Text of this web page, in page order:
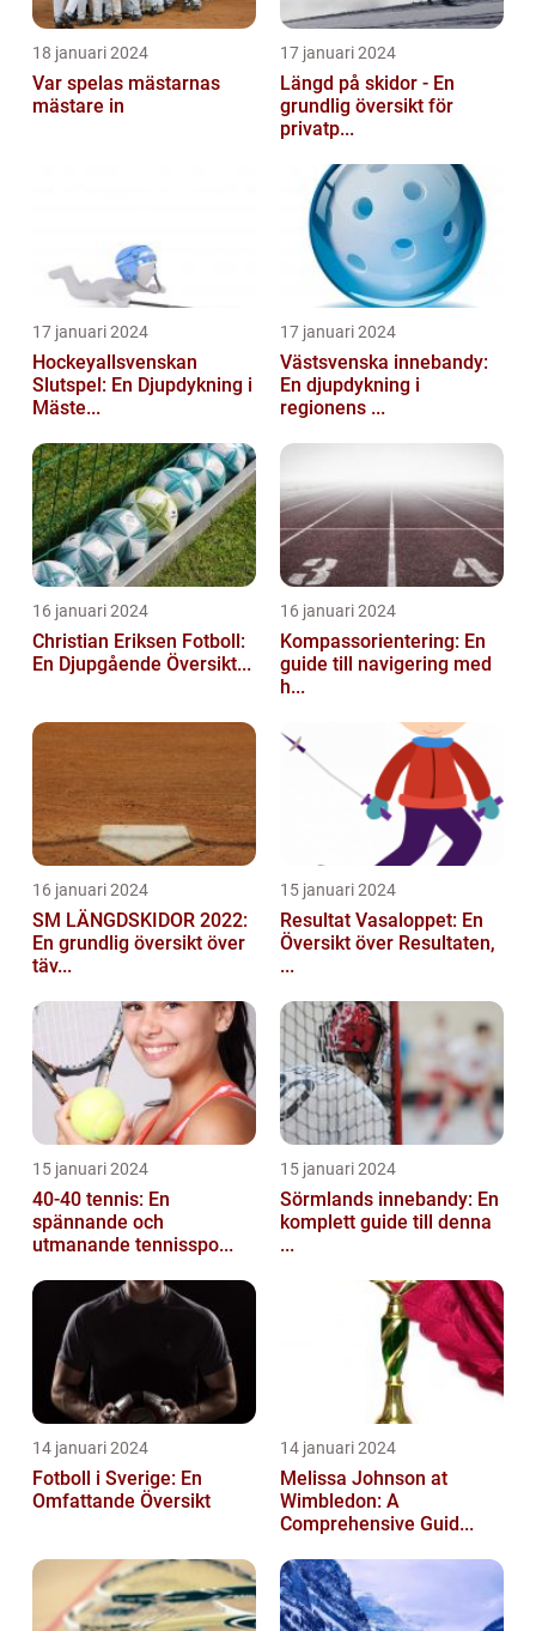
18 januari 2024
Var spelas mästarnas
mästare in
17 januari 2024
Längd på skidor - En
grundlig översikt för
privatp...
17 januari 2024
Hockeyallsvenskan
Slutspel: En Djupdykning i
Mäste...
17 januari 2024
Västsvenska innebandy:
En djupdykning i
regionens ...
16 januari 2024
Christian Eriksen Fotboll:
En Djupgående Översikt...
16 januari 2024
Kompassorientering: En
guide till navigering med
h...
16 januari 2024
SM LÄNGDSKIDOR 2022:
En grundlig översikt över
täv...
15 januari 2024
Resultat Vasaloppet: En
Översikt över Resultaten,
...
15 januari 2024
40-40 tennis: En
spännande och
utmanande tennisspo...
15 januari 2024
Sörmlands innebandy: En
komplett guide till denna
...
14 januari 2024
Fotboll i Sverige: En
Omfattande Översikt
14 januari 2024
Melissa Johnson at
Wimbledon: A
Comprehensive Guid...